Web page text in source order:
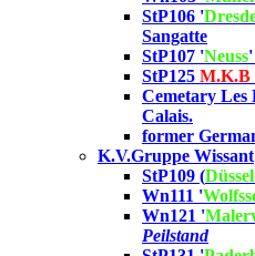
StP106 '
Sangatte
StP107 'Neuss'
StP125 M.K.B
Cemetary Les
Calais.
former
K.V.Gruppe Wissant
StP109 (
Wn111 '
Wn121 '
Peilstand